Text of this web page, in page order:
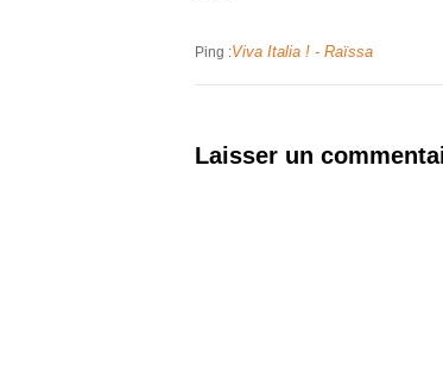
Ping :Viva Italia ! - Raïssa
Laisser un